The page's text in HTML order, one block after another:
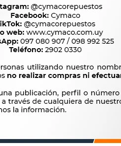
que te pueden